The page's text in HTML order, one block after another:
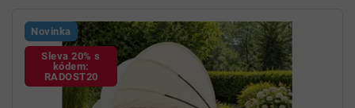
Novinka
Sleva 20% s
kódem:
RADOST20